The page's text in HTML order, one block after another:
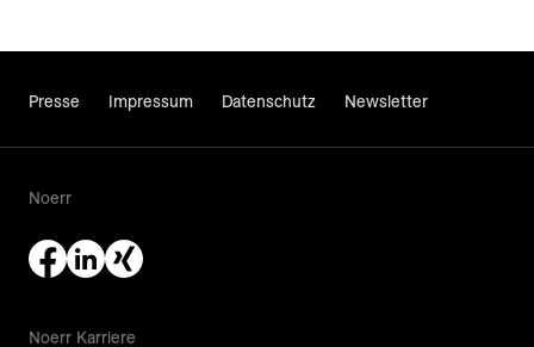
Presse Impressum Datenschutz Newsletter
Noerr
Noerr Karriere